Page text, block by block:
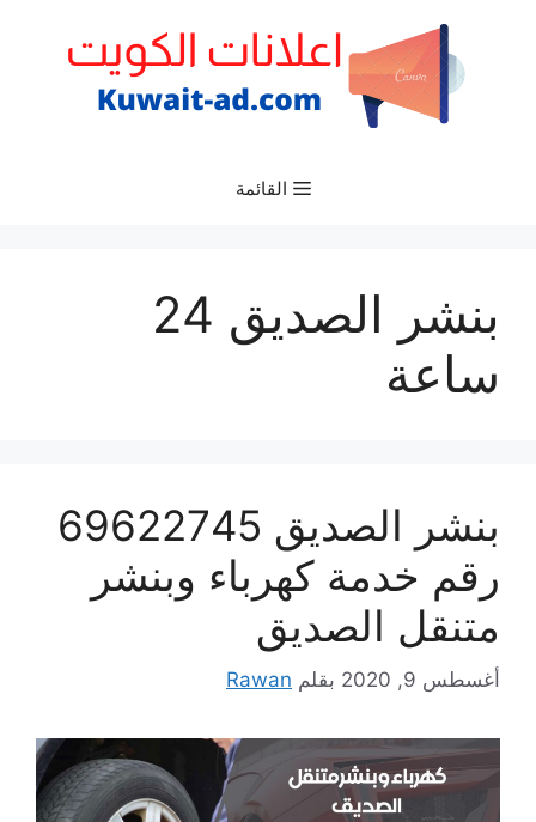
القائمة
بنشر الصديق 24
ساعة
بنشر الصديق 69622745
رقم خدمة كهرباء وبنشر
متنقل الصديق
أغسطس 9, 2020 بقلم Rawan